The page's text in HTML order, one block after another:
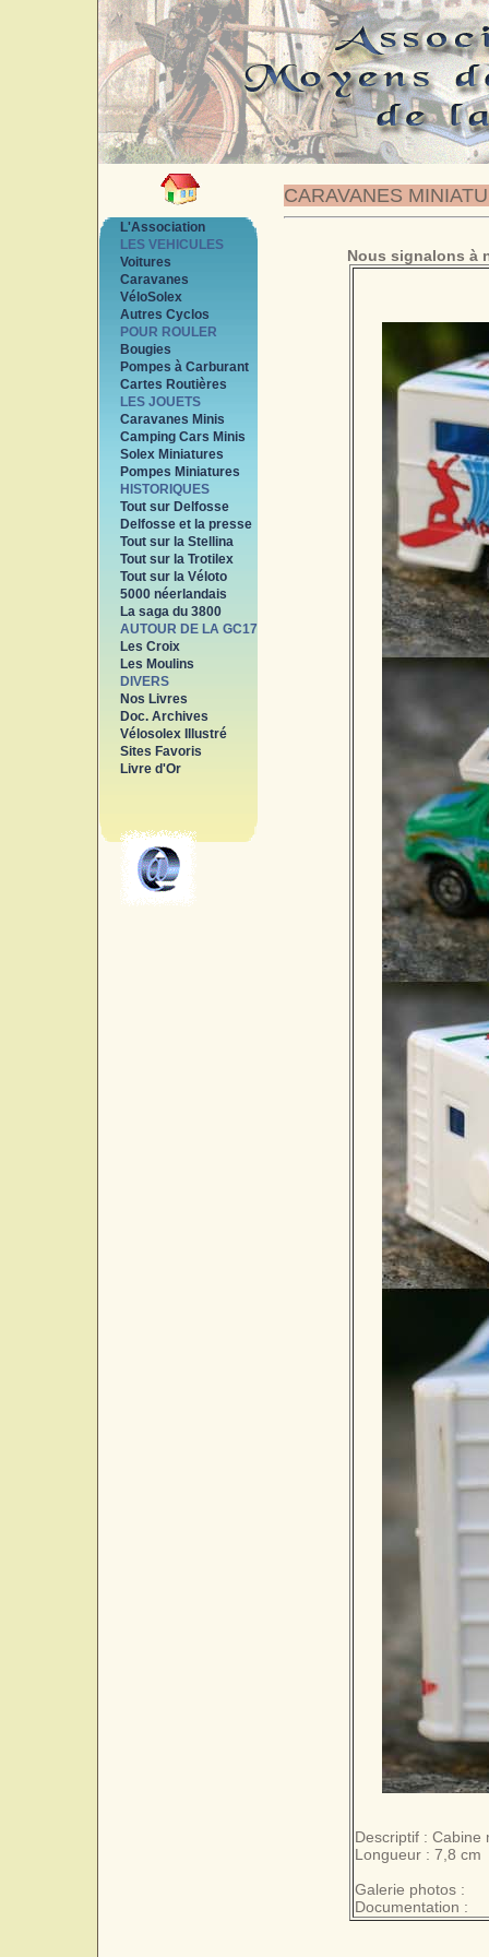
CARAVANES
L'Association
LES VEHICULES
Voitures
Caravanes
VéloSolex
Autres Cyclos
POUR ROULER
Bougies
Pompes à Carburant
Cartes Routières
LES JOUETS
Caravanes Minis
Camping Cars Minis
Solex Miniatures
Pompes Miniatures
HISTORIQUES
Tout sur Delfosse
Delfosse et la presse
Tout sur la Stellina
Tout sur la Trotilex
Tout sur la Véloto
5000 néerlandais
La saga du 3800
AUTOUR DE LA GC17
Les Croix
Les Moulins
DIVERS
Nos Livres
Doc. Archives
Vélosolex Illustré
Sites Favoris
Livre d'Or
Nous signalons à
Descriptif : Cabine
Longueur : 7,8 cm
Galerie photos :
Documentation :